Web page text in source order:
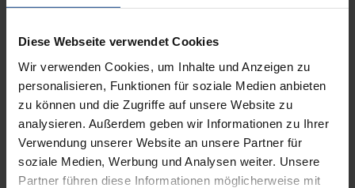
Diese Webseite verwendet Cookies
Wir verwenden Cookies, um Inhalte und Anzeigen zu
personalisieren, Funktionen für soziale Medien anbieten
zu können und die Zugriffe auf unsere Website zu
analysieren. Außerdem geben wir Informationen zu Ihrer
Verwendung unserer Website an unsere Partner für
soziale Medien, Werbung und Analysen weiter. Unsere
Partner führen diese Informationen möglicherweise mit
Der Value of a Statistical Life (VSL) stellt ein Konzept
zur monetären Bewertung von Todesrisiken wie
etwa der Feinstaubkonzentration im Rahmen von
wohlfahrtsökonomischen Kosten-Nutzen-Analysen
dar. Die mikroökonomischen, methodologischen,
erkenntnistheoretischen und normativen Fragen,
die sich in diesem Zusammenhang stellen, werden